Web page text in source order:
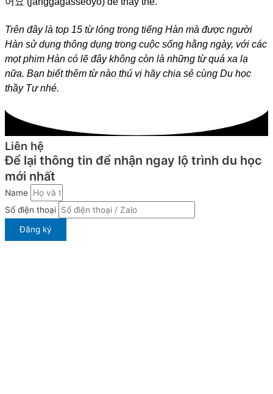
Trên đây là top 15 từ lóng trong tiếng Hàn mà được người
Hàn sử dụng thông dụng trong cuộc sống hằng ngày, với các
mọt phim Hàn có lẽ đây không còn là những từ quá xa lạ
nữa. Bạn biết thêm từ nào thú vị hãy chia sẻ cùng Du học
thầy Tư nhé.
Liên hệ
Để lại thông tin để nhận ngay lộ trình du học
mới nhất
Name
Số điện thoại
Đăng ký